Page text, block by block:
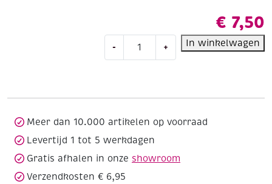
€ 7,50
-
katoenen
cm,
bundel
van
+ In winkelwagen
Meer dan 10.000 artikelen op voorraad
Levertijd 1 tot 5 werkdagen
Gratis afhalen in onze showroom
Verzendkosten € 6,95